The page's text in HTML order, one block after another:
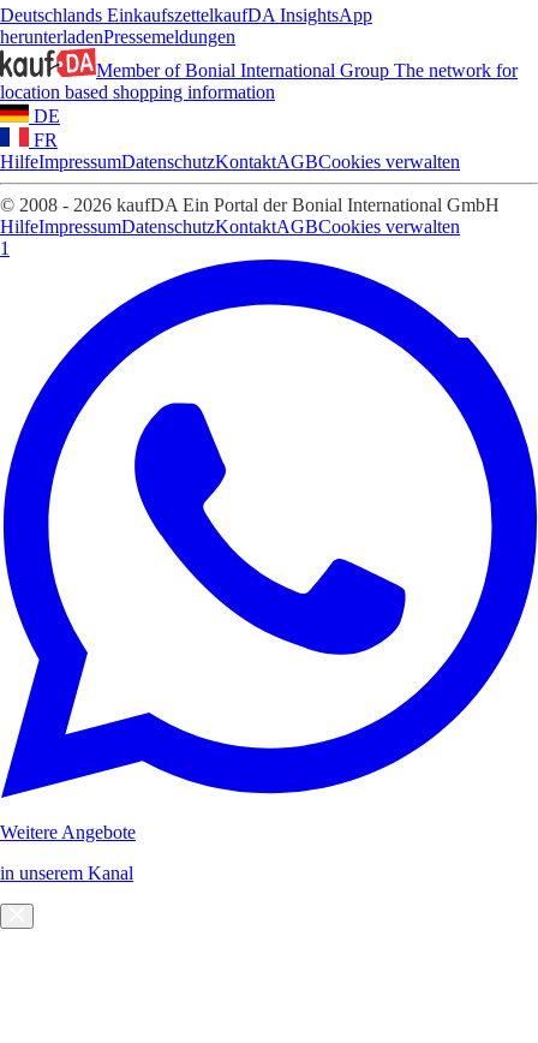
Deutschlands EinkaufszettelkaufDA InsightsApp
herunterladenPressemeldungen
Member of Bonial International Group The network for
location based shopping information
DE
FR
HilfeImpressumDatenschutzKontaktAGBCookies verwalten
© 2008 - 2026 kaufDA Ein Portal der Bonial International GmbH
HilfeImpressumDatenschutzKontaktAGBCookies verwalten
1
Weitere Angebote
in unserem Kanal